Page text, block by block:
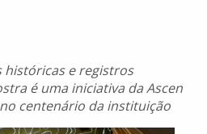
históricas e registros
é uma iniciativa da Ascen
centenário da instituição